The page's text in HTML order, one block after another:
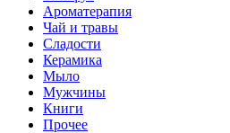
Ароматерапия
Чай и травы
Сладости
Керамика
Мыло
Мужчины
Книги
Прочее